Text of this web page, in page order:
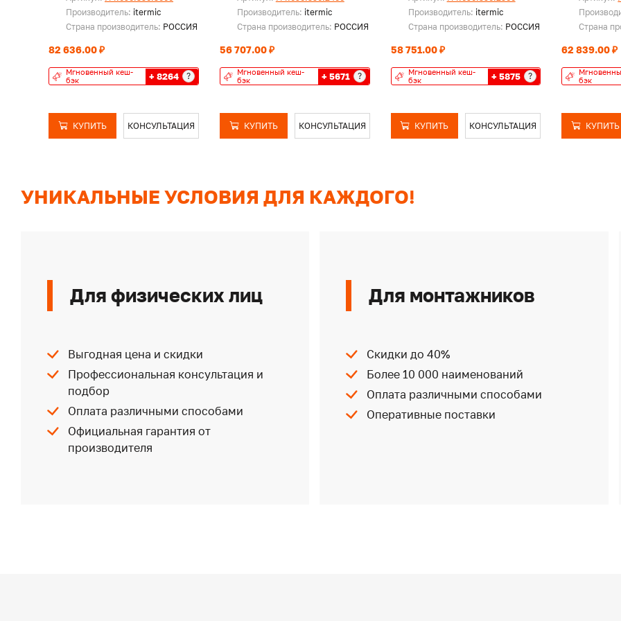
Производитель: itermic
Страна производитель: РОССИЯ
82 636.00 ₽
Мгновенный кеш-
бэк
+ 8264 ?
КУПИТЬ КОНСУЛЬТАЦИЯ
Производитель: itermic
Страна производитель: РОССИЯ
56 707.00 ₽
Мгновенный кеш-
бэк
+ 5671 ?
КУПИТЬ КОНСУЛЬТАЦИЯ
Производитель: itermic
Страна производитель: РОССИЯ
58 751.00 ₽
Мгновенный кеш-
бэк
+ 5875 ?
КУПИТЬ КОНСУЛЬТАЦИЯ
Страна
62 839.00 ₽
бэк
КУПИТЬ
УНИКАЛЬНЫЕ УСЛОВИЯ ДЛЯ КАЖДОГО!
Для физических лиц
Выгодная цена и скидки
Профессиональная консультация и
подбор
Оплата различными способами
Официальная гарантия от
производителя
Для монтажников
Скидки до 40%
Более 10 000 наименований
Оплата различными способами
Оперативные поставки